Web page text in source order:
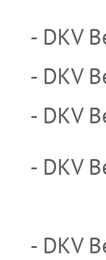
- DKV
- DKV
- DKV
- DKV
- DKV